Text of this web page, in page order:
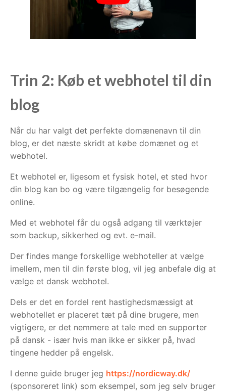
Trin 2: Køb et webhotel til din
blog
Når du har valgt det perfekte domænenavn til din
blog, er det næste skridt at købe domænet og et
webhotel.
Et webhotel er, ligesom et fysisk hotel, et sted hvor
din blog kan bo og være tilgængelig for besøgende
online.
Med et webhotel får du også adgang til værktøjer
som backup, sikkerhed og evt. e-mail.
Der findes mange forskellige webhoteller at vælge
imellem, men til din første blog, vil jeg anbefale dig at
vælge et dansk webhotel.
Dels er det en fordel rent hastighedsmæssigt at
webhotellet er placeret tæt på dine brugere, men
vigtigere, er det nemmere at tale med en supporter
på dansk - især hvis man ikke er sikker på, hvad
tingene hedder på engelsk.
I denne guide bruger jeg https://nordicway.dk/
(sponsoreret link) som eksempel, som jeg selv bruger